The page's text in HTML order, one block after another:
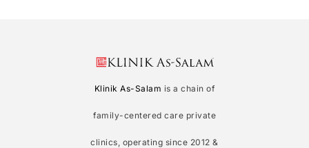
Klinik As-Salam is a chain of
family-centered care private
clinics, operating since 2012 &